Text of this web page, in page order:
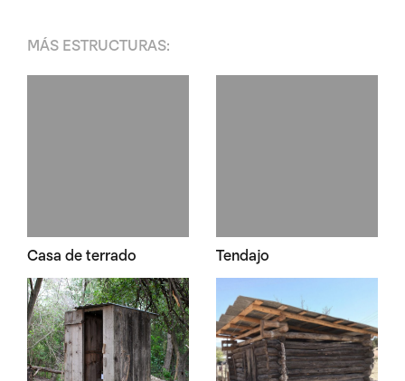
MÁS ESTRUCTURAS:
Casa de terrado Tendajo